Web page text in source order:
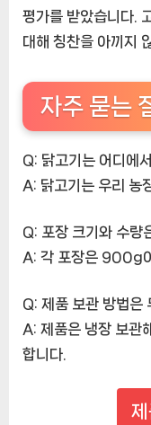
평가를 받았습니다.
대해 칭찬을 아끼지
자주 묻는
Q: 닭고기는 어디에
A: 닭고기는 우리 농
Q: 포장 크기와 수량
A: 각 포장은 900g
Q: 제품 보관 방법은
A: 제품은 냉장 보관
합니다.
제